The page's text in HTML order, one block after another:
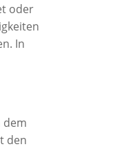
oder
In
dem
den